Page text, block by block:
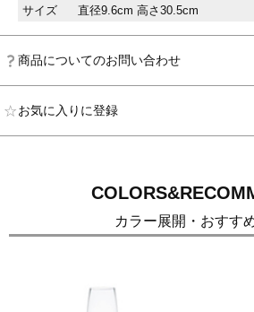
サイズ
直径9.6cm 高さ30.5cm
商品についてのお問い合わせ
お気に入りに登録
カラー展開・おすす